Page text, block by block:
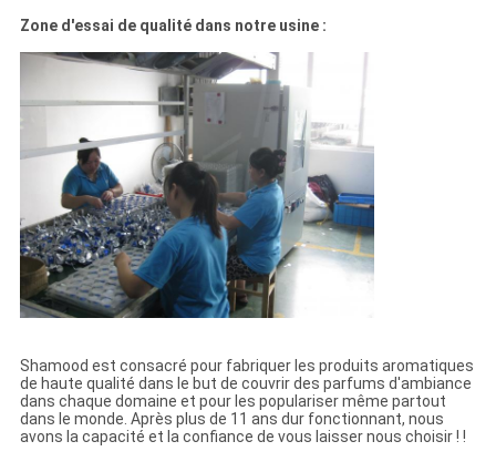
Zone d'essai de qualité dans notre usine :
Shamood est consacré pour fabriquer les produits aromatiques
de haute qualité dans le but de couvrir des parfums d'ambiance
dans chaque domaine et pour les populariser même partout
dans le monde. Après plus de 11 ans dur fonctionnant, nous
avons la capacité et la confiance de vous laisser nous choisir ! !